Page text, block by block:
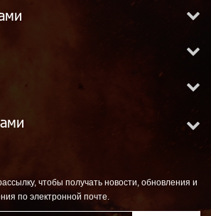
чтобы получать новости, обновления и
по электронной почте.